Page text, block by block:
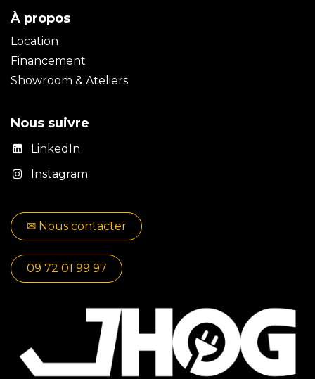
À propos
Location
Financement
Showroom & Ateliers
Nous suivre
LinkedIn
Instagram
✉​​ No​​​​us contacter
09 72 01 99 97